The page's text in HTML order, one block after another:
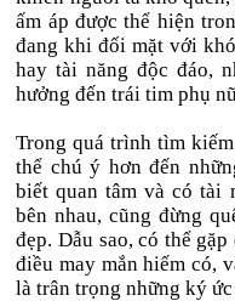
ấm áp được thể hiện
đang khi đối mặt với
hay tài năng độc đáo,
hưởng đến trái tim phụ
Trong quá trình tìm
thể chú ý hơn đến
biết quan tâm và có tài
bên nhau, cũng đừng
đẹp. Dẫu sao, có thể
điều may mắn hiếm có,
là trân trọng những ký